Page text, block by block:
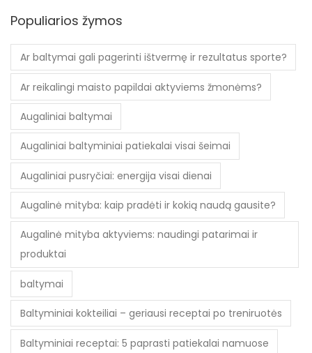
Populiarios žymos
Ar baltymai gali pagerinti ištvermę ir rezultatus sporte?
Ar reikalingi maisto papildai aktyviems žmonėms?
Augaliniai baltymai
Augaliniai baltyminiai patiekalai visai šeimai
Augaliniai pusryčiai: energija visai dienai
Augalinė mityba: kaip pradėti ir kokią naudą gausite?
Augalinė mityba aktyviems: naudingi patarimai ir
produktai
baltymai
Baltyminiai kokteiliai – geriausi receptai po treniruotės
Baltyminiai receptai: 5 paprasti patiekalai namuose